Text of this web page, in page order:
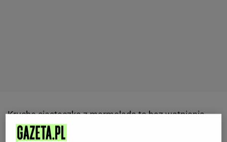
Kruche ciasteczka z marmoladą to bez wątpienia
jeden z najlepszych oraz najprostszych